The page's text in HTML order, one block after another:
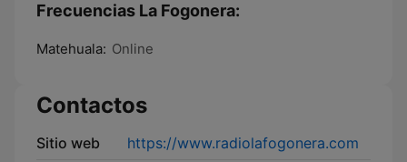
Frecuencias La Fogonera:
Matehuala: Online
Contactos
Sitio web
https://www.radiolafogonera.com